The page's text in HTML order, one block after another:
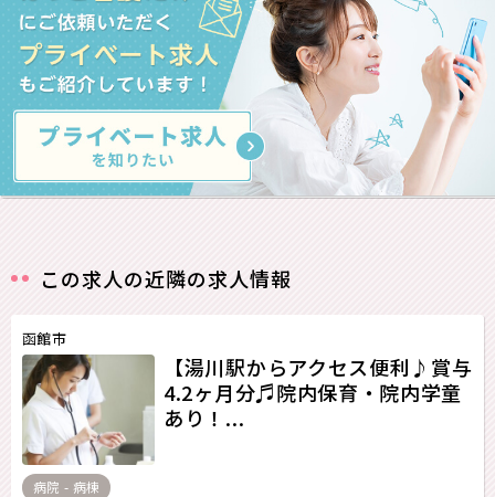
この求人の近隣の求人情報
函館市
【湯川駅からアクセス便利♪賞与
4.2ヶ月分♬院内保育・院内学童
あり！...
病院 - 病棟